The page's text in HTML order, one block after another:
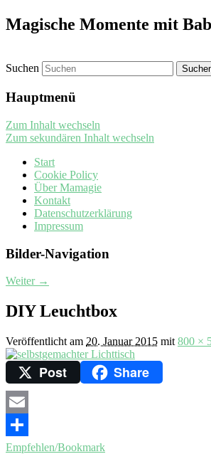
Magische Momente mit
Suchen
Hauptmenü
Zum Inhalt wechseln
Zum sekundären Inhalt wechseln
Start
Cookie Policy
Über Mamagie
Kontakt
Datenschutzerklärung
Impressum
Bilder-Navigation
Weiter →
DIY Leuchtbox
Veröffentlicht am 20. Januar 2015 mit 800 ×
Post Share
Email
Empfehlen/Bookmark